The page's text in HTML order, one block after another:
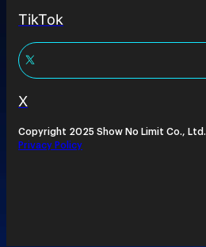
TikTok
X
Copyright 2025 Show No Limit Co., Ltd.
Privacy Policy